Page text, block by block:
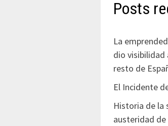
Posts
La
dio visibilidad
resto de
El Incidente
Historia de la
austeridad